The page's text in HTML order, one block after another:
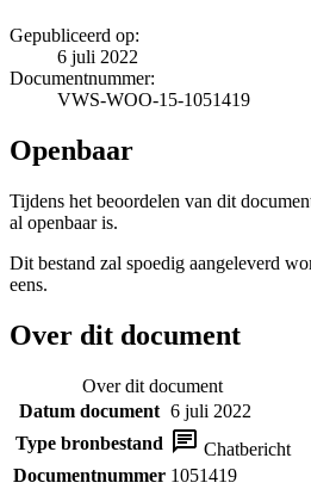
Gepubliceerd op:
6 juli 2022
Documentnummer:
VWS-WOO-15-1051419
Openbaar
Tijdens het beoordelen van dit
al openbaar is.
Dit bestand zal spoedig aangeleverd
eens.
Over dit document
Over dit document
Datum document 6 juli 2022
Type bronbestand
Chatbericht
Documentnummer 1051419